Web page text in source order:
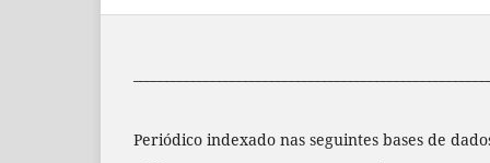
Periódico indexado nas seguintes bases de